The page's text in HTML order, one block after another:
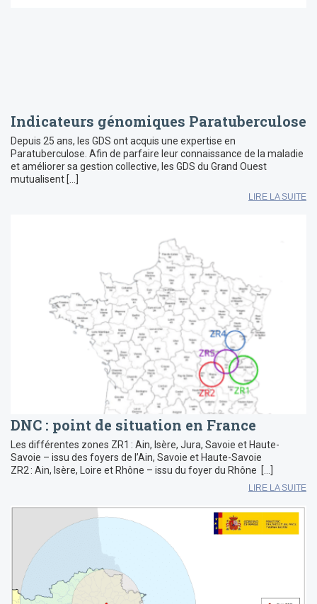
Indicateurs génomiques Paratuberculose
Depuis 25 ans, les GDS ont acquis une expertise en
Paratuberculose. Afin de parfaire leur connaissance de la maladie
et améliorer sa gestion collective, les GDS du Grand Ouest
mutualisent […]
LIRE LA SUITE
DNC : point de situation en France
Les différentes zones ZR1 : Ain, Isère, Jura, Savoie et Haute-
Savoie – issu des foyers de l’Ain, Savoie et Haute-Savoie
ZR2 : Ain, Isère, Loire et Rhône – issu du foyer du Rhône […]
LIRE LA SUITE